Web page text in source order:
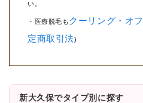
い。
・医療脱毛も クーリング・オフ
定商取引法)
新大久保でタイプ別に探す